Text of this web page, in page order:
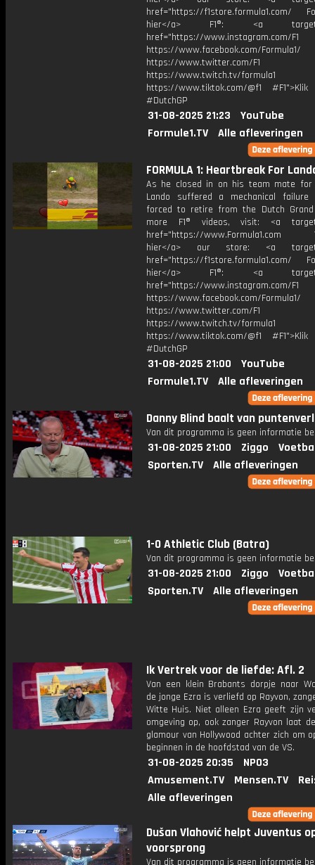
href="https://f1store.formula1.com/
hier</a> F1®: <a
href="https://www.instagram.com/F1
https://www.facebook.com/Formula1/
https://www.twitter.com/F1
https://www.twitch.tv/formula1
https://www.tiktok.com/@f1
#DutchGP
31-08-2025 21:23
YouTube
Formule1.TV
Alle afleveringen
FORMULA 1: Heartbreak For
As he closed in on his team mate for
Lando suffered a mechanical failure
forced to retire from the Dutch
more F1® videos, visit: <a
href="https://www.Formula1.com
hier</a> our store: <a
href="https://f1store.formula1.com/
hier</a> F1®: <a
href="https://www.instagram.com/F1
https://www.facebook.com/Formula1/
https://www.twitter.com/F1
https://www.twitch.tv/formula1
https://www.tiktok.com/@f1
#DutchGP
31-08-2025 21:00
YouTube
Formule1.TV
Alle afleveringen
Danny Blind baalt van
Van dit programma is geen informatie
31-08-2025 21:00 Ziggo
Sporten.TV
Alle afleveringen
1-0 Athletic Club (Batra)
Van dit programma is geen informatie
31-08-2025 21:00 Ziggo
Sporten.TV
Alle afleveringen
Ik Vertrek voor de liefde: Afl. 2
Van een klein Brabants dorpje naar
de jonge Ezra is verliefd op Rayvon,
Witte Huis. Niet alleen Ezra geeft zijn
omgeving op, ook zanger Rayvon laat
glamour van Hollywood achter zich om
beginnen in de hoofdstad van de VS.
31-08-2025 20:35
NPO3
Amusement.TV
Mensen.TV
Alle afleveringen
Dušan Vlahović helpt Juventus
voorsprong
Van dit programma is geen informatie